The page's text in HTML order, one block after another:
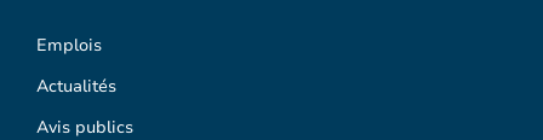
Emplois
Actualités
Avis publics